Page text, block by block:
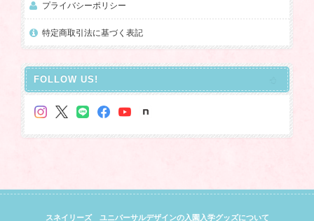
プライバシーポリシー
特定商取引法に基づく表記
FOLLOW US!
スネイリーズ ユニバーサルデザインの入園入学グッズについて